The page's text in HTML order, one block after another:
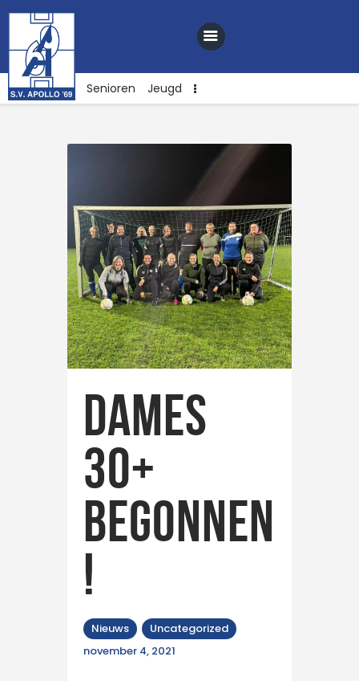
Senioren Jeugd
Sponsoren
Webshop
Contact
Vacatures
Lid worden
Dames
30+
begonnen
!
Nieuws
Uncategorized
november 4, 2021